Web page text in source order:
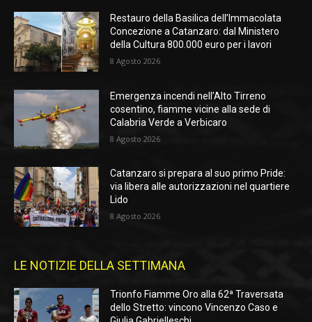
Restauro della Basilica dell’Immacolata
Concezione a Catanzaro: dal Ministero
della Cultura 800.000 euro per i lavori
8 Agosto 2026
Emergenza incendi nell’Alto Tirreno
cosentino, fiamme vicine alla sede di
Calabria Verde a Verbicaro
8 Agosto 2026
Catanzaro si prepara al suo primo Pride:
via libera alle autorizzazioni nel quartiere
Lido
8 Agosto 2026
LE NOTIZIE DELLA SETTIMANA
Trionfo Fiamme Oro alla 62ª Traversata
dello Stretto: vincono Vincenzo Caso e